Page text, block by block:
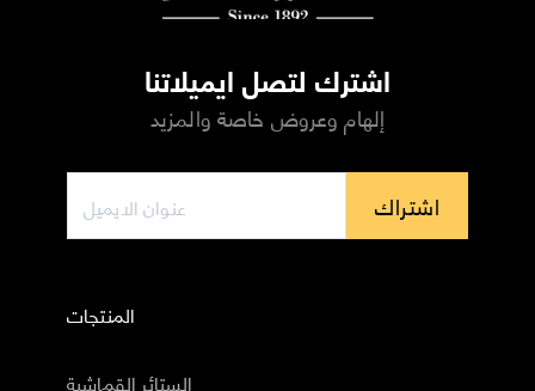
اشترك لتصل ايميلاتنا
إلهام وعروض خاصة والمزيد
اشتراك
المنتجات
الستائر القماشية